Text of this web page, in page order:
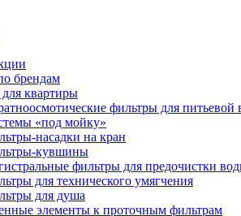
брендам
квартиры
фильтры для питьевой
«под мойку»
насадки на кран
кувшины
фильтры для предочистки
для технического умягчения
для душа
элементы к проточным фильтрам